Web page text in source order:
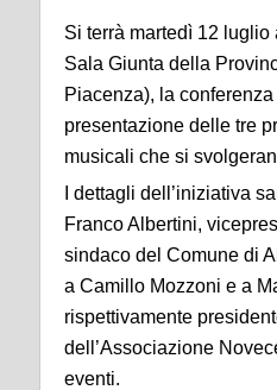
Si terrà martedì 12 luglio
Sala Giunta della
Piacenza), la
presentazione de lle tre
musicali che si
I dettagli dell’iniziativa
Franco Albertini,
sindaco del Comune di
a Camillo Mozzoni e a
rispettivamente
dell’Associazione
eventi.